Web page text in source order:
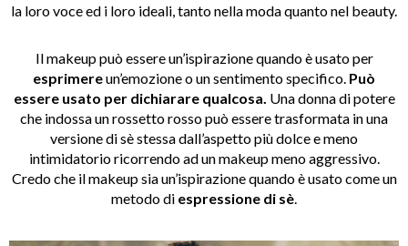
la loro voce ed i loro ideali, tanto nella moda quanto nel beauty.
Il makeup può essere un’ispirazione quando è usato per
esprimereun’emozione o un sentimento specifico. Può
essere usato per dichiarare qualcosa. Una donna di potere
che indossa un rossetto rosso può essere trasformata in una
versione di sè stessa dall’aspetto più dolce e meno
intimidatorio ricorrendo ad un makeup meno aggressivo.
Credo che il makeup sia un’ispirazione quando è usato come un
metodo di espressione di sè